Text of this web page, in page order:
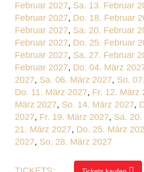
Februar 2027, Sa. 13. Februar
Februar 2027, Do. 18. Februar
Februar 2027, Sa. 20. Februar
Februar 2027, Do. 25. Februar
Februar 2027, Sa. 27. Februar
Februar 2027, Do. 04. März
2027, Sa. 06. März 2027, So.
Do. 11. März 2027, Fr. 12. März
März 2027, So. 14. März 2027,
2027, Fr. 19. März 2027, Sa.
21. März 2027, Do. 25. März
2027, So. 28. März 2027